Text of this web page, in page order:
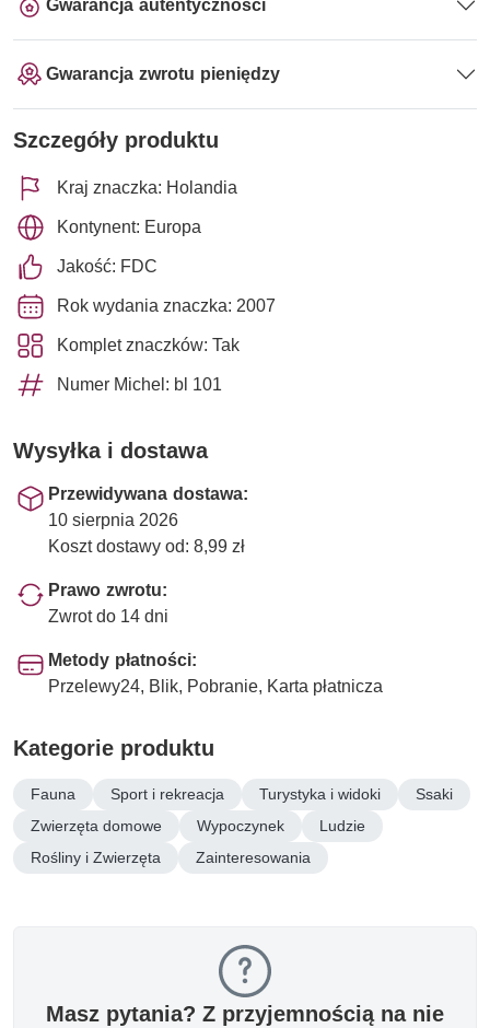
Gwarancja autentyczności
Gwarancja zwrotu pieniędzy
Szczegóły produktu
Kraj znaczka: Holandia
Kontynent: Europa
Jakość: FDC
Rok wydania znaczka: 2007
Komplet znaczków: Tak
Numer Michel: bl 101
Wysyłka i dostawa
Przewidywana dostawa:
10 sierpnia 2026
Koszt dostawy od: 8,99 zł
Prawo zwrotu:
Zwrot do 14 dni
Metody płatności:
Przelewy24, Blik, Pobranie, Karta płatnicza
Kategorie produktu
Fauna Sport i rekreacja Turystyka i widoki
Ssaki
Zwierzęta domowe
Wypoczynek
Ludzie
Rośliny i Zwierzęta
Zainteresowania
Masz pytania? Z przyjemnością na nie